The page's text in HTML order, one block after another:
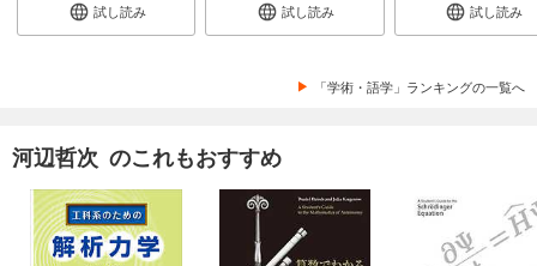
試し読み 試し読み 試し読み
「学術・語学」ランキングの一覧へ
河辺哲次 のこれもおすすめ